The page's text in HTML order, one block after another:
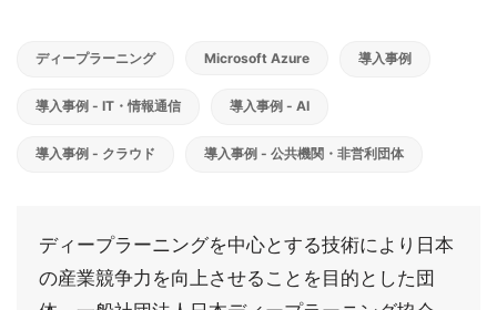
ディープラーニング Microsoft Azure 導入事例
導入事例 - IT・情報通信 導入事例 - AI
導入事例 - クラウド 導入事例 - 公共機関・非営利団体
ディープラーニングを中心とする技術により日本
の産業競争力を向上させることを目的とした団